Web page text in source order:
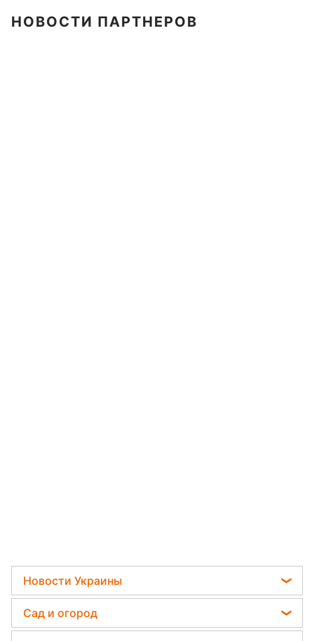
НОВОСТИ ПАРТНЕРОВ
Новости Украины
Телеграм новости Украины
Пенсии в Украине
Сад и огород